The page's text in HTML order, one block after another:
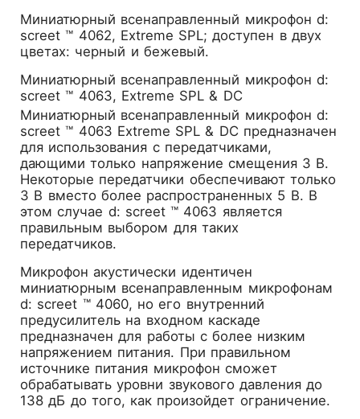
Миниатюрный всенаправленный микрофон d:
screet ™ 4062, Extreme SPL; доступен в двух
цветах: черный и бежевый.
Миниатюрный всенаправленный микрофон d:
screet ™ 4063, Extreme SPL & DC
Миниатюрный всенаправленный микрофон d:
screet ™ 4063 Extreme SPL & DC предназначен
для использования с передатчиками,
дающими только напряжение смещения 3 В.
Некоторые передатчики обеспечивают только
3 В вместо более распространенных 5 В. В
этом случае d: screet ™ 4063 является
правильным выбором для таких
передатчиков.
Микрофон акустически идентичен
миниатюрным всенаправленным микрофонам
d: screet ™ 4060, но его внутренний
предусилитель на входном каскаде
предназначен для работы с более низким
напряжением питания. При правильном
источнике питания микрофон сможет
обрабатывать уровни звукового давления до
138 дБ до того, как произойдет ограничение.